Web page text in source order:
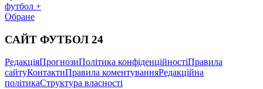
футбол +
Обране
САЙТ ФУТБОЛ 24
РедакціяПрогнозиПолітика конфіденційностіПравила
сайтуКонтактиПравила коментуванняРедакційна
політикаСтруктура власності